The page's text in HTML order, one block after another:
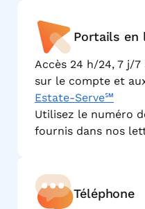
Portails en
Accès 24 h/24, 7 j/
sur le compte et
Estate-Serve℠
Utilisez le numéro
fournis dans nos
Téléphone